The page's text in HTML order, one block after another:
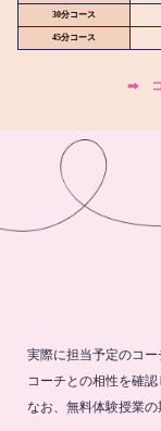
30分コース
45分コース
➡︎ コ
実際に担当予定のコー
コーチとの相性を確認
なお、無料体験授業の